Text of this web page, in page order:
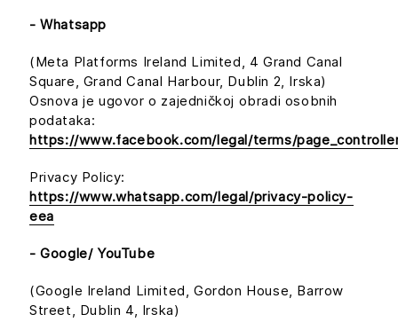
- Whatsapp
(Meta Platforms Ireland Limited, 4 Grand Canal
Square, Grand Canal Harbour, Dublin 2, Irska)
Osnova je ugovor o zajedničkoj obradi osobnih
podataka:
https://www.facebook.com/legal/terms/
Privacy Policy:
https://www.whatsapp.com/legal/privacy-policy-
eea
- Google/ YouTube
(Google Ireland Limited, Gordon House, Barrow
Street, Dublin 4, Irska)